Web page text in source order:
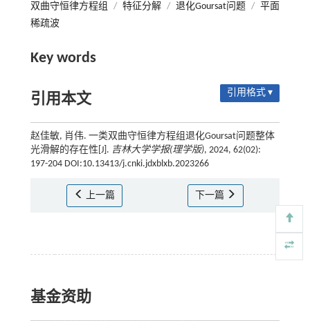
双曲守恒律方程组 / 特征分解 / 退化Goursat问题 / 平面
稀疏波
Key words
引用本文 引用格式 ▾
赵佳敏, 肖伟. 一类双曲守恒律方程组退化Goursat问题整体
光滑解的存在性[J]. 吉林大学学报(理学版), 2024, 62(02):
197-204 DOI:10.13413/j.cnki.jdxblxb.2023266
上一篇 下一篇
基金资助